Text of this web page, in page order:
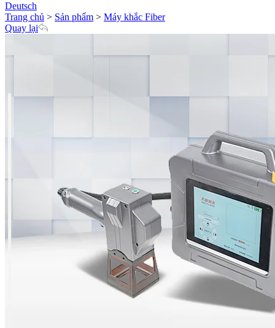
Deutsch
Trang chủ > Sản phẩm > Máy khắc Fiber
Quay lại